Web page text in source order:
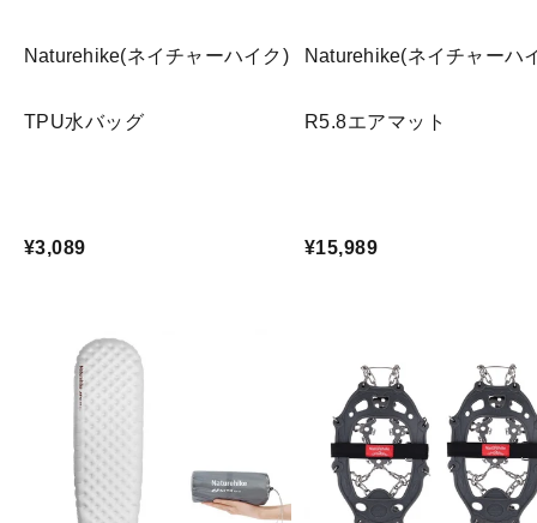
Naturehike(ネイチャーハイク)
TPU水バッグ
¥3,089
Naturehike(ネイチャーハ
R5.8エアマット
¥15,989